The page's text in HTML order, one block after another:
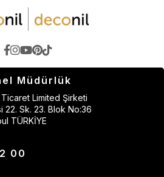
Müdürlük
Limited Şirketi
22. Sk. 23. Blok No:36
TÜRKİYE
00